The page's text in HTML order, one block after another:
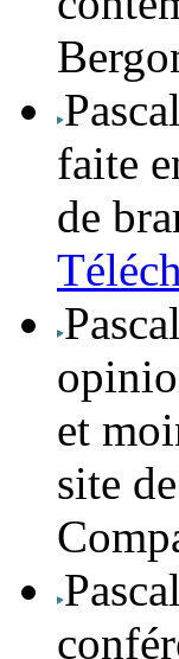
faite
de
et
site